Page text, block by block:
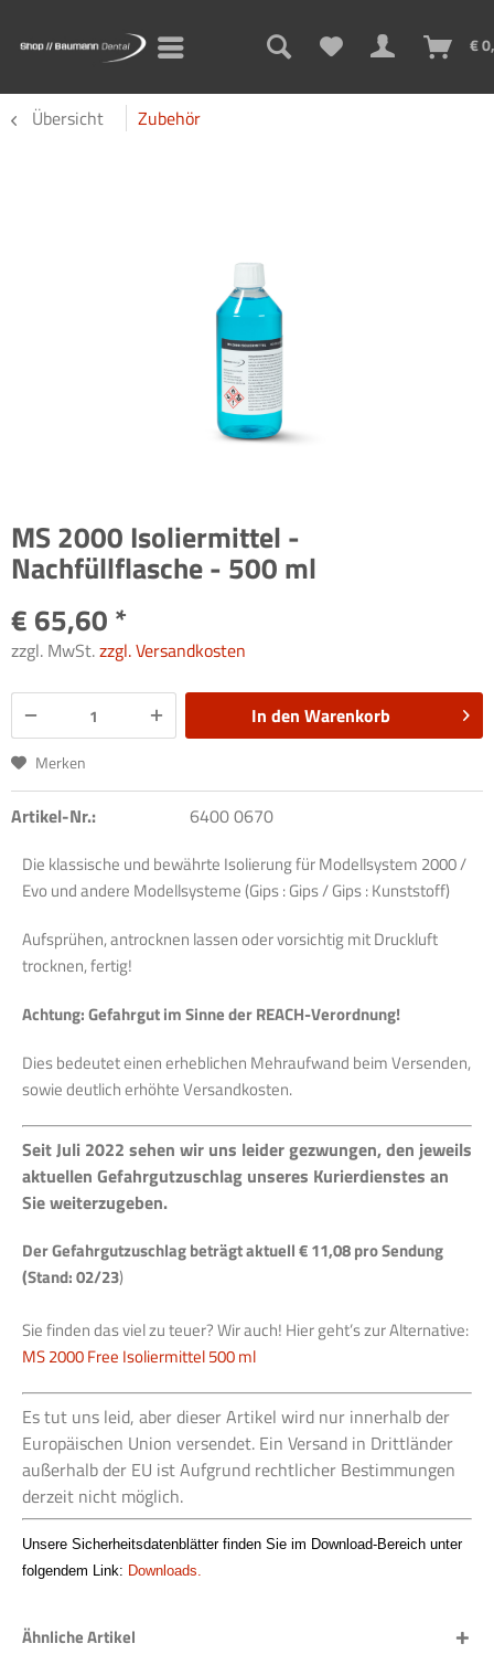
€
Übersicht Zubehör
MS 2000 Isoliermittel -
Nachfüllflasche - 500 ml
€ 65,60 *
zzgl. MwSt.zzgl. Versandkosten
In den Warenkorb
Merken
Artikel-Nr.: 6400 0670
Die klassische und bewährte Isolierung für Modellsystem 2000 /
Evo und andere Modellsysteme (Gips : Gips / Gips : Kunststoff)
Aufsprühen, antrocknen lassen oder vorsichtig mit Druckluft
trocknen, fertig!
Achtung: Gefahrgut im Sinne der REACH-Verordnung!
Dies bedeutet einen erheblichen Mehraufwand beim Versenden,
sowie deutlich erhöhte Versandkosten.
Seit Juli 2022 sehen wir uns leider gezwungen, den jeweils
aktuellen Gefahrgutzuschlag unseres Kurierdienstes an
Sie weiterzugeben.
Der Gefahrgutzuschlag beträgt aktuell € 11,08 pro Sendung
(Stand: 02/23)
Sie finden das viel zu teuer? Wir auch! Hier geht’s zur Alternative:
MS 2000 Free Isoliermittel 500 ml
Es tut uns leid, aber dieser Artikel wird nur innerhalb der
Europäischen Union versendet. Ein Versand in Drittländer
außerhalb der EU ist Aufgrund rechtlicher Bestimmungen
derzeit nicht möglich.
Unsere Sicherheitsdatenblätter finden Sie im Download-Bereich unter
folgendem Link: Downloads.
Ähnliche Artikel